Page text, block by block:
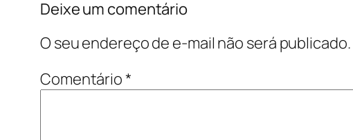
Deixe um comentário
O seu endereço de e-mail não será publicado.
Comentário*